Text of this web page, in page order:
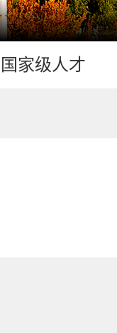
国家级人才